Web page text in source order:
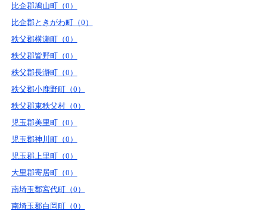
比企郡鳩山町（0）
比企郡ときがわ町（0）
秩父郡横瀬町（0）
秩父郡皆野町（0）
秩父郡長瀞町（0）
秩父郡小鹿野町（0）
秩父郡東秩父村（0）
児玉郡美里町（0）
児玉郡神川町（0）
児玉郡上里町（0）
大里郡寄居町（0）
南埼玉郡宮代町（0）
南埼玉郡白岡町（0）